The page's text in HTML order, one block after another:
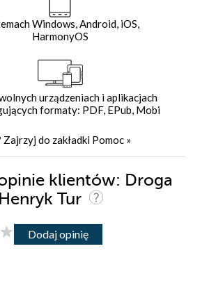
Windows, Android, iOS,
HarmonyOS
urządzeniach i aplikacjach
formaty: PDF, EPub, Mobi
do zakładki Pomoc »
klientów: Droga
Tur
Dodaj opinię